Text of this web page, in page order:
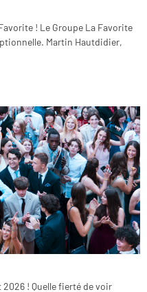
! Le Groupe La Favorite
Martin Hautdidier,
2026 ! Quelle fierté de voir